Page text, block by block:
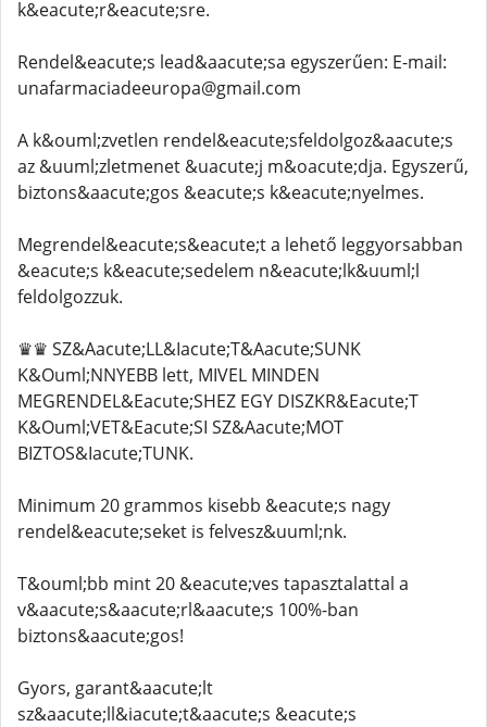
k&eacute;r&eacute;sre.
Rendel&eacute;s lead&aacute;sa egyszerűen: E-mail:
unafarmaciadeeuropa@gmail.com
A k&ouml;zvetlen rendel&eacute;sfeldolgoz&aacute;s
az &uuml;zletmenet &uacute;j m&oacute;dja. Egyszerű,
biztons&aacute;gos &eacute;s k&eacute;nyelmes.
Megrendel&eacute;s&eacute;t a lehető leggyorsabban
&eacute;s k&eacute;sedelem n&eacute;lk&uuml;l
feldolgozzuk.
♛♛ SZ&Aacute;LL&Iacute;T&Aacute;SUNK
K&Ouml;NNYEBB lett, MIVEL MINDEN
MEGRENDEL&Eacute;SHEZ EGY DISZKR&Eacute;T
K&Ouml;VET&Eacute;SI SZ&Aacute;MOT
BIZTOS&Iacute;TUNK.
Minimum 20 grammos kisebb &eacute;s nagy
rendel&eacute;seket is felvesz&uuml;nk.
T&ouml;bb mint 20 &eacute;ves tapasztalattal a
v&aacute;s&aacute;rl&aacute;s 100%-ban
biztons&aacute;gos!
Gyors, garant&aacute;lt
sz&aacute;ll&iacute;t&aacute;s &eacute;s